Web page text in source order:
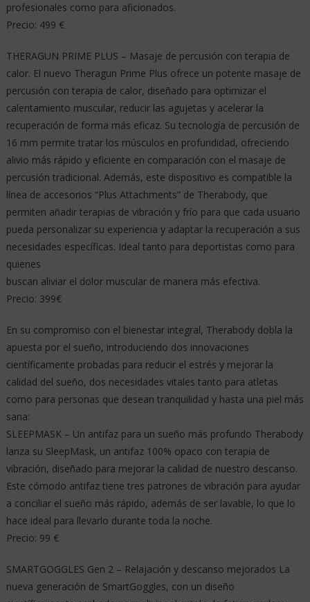
profesionales como para aficionados.
Precio: 499 €
THERAGUN PRIME PLUS – Masaje de percusión con terapia de
calor. El nuevo Theragun Prime Plus ofrece un potente masaje de
percusión con terapia de calor, diseñado para optimizar el
calentamiento muscular, reducir las agujetas y acelerar la
recuperación de forma más eficaz. Su tecnología de percusión de
16 mm permite tratar los músculos en profundidad, ofreciendo
alivio más rápido y eficiente en comparación con el masaje de
percusión tradicional. Además, este dispositivo es compatible la
línea de accesorios “Plus Attachments” de Therabody, que
permiten añadir terapias de vibración y frío para que cada usuario
pueda personalizar su experiencia y adaptar la recuperación a sus
necesidades específicas. Ideal tanto para deportistas como para
quienes
buscan aliviar el dolor muscular de manera más efectiva.
Precio: 399€
En su compromiso con el bienestar integral, Therabody dobla la
apuesta por el sueño, introduciendo dos innovaciones
científicamente probadas para reducir el estrés y mejorar la
calidad del sueño, dos necesidades vitales tanto para atletas
como para personas que desean tranquilidad y hasta una piel más
sana:
SLEEPMASK – Un antifaz para un sueño más profundo Therabody
lanza su SleepMask, un antifaz 100% opaco con terapia de
vibración, diseñado para mejorar la calidad de nuestro descanso.
Este cómodo antifaz tiene tres patrones de vibración para ayudar
a conciliar el sueño más rápido, además de ser lavable, lo que lo
hace ideal para llevarlo durante toda la noche.
Precio: 99 €
SMARTGOGGLES Gen 2 – Relajación y descanso mejorados La
nueva generación de SmartGoggles, con un diseño